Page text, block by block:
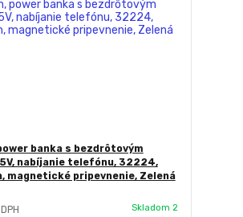
banka s bezdrôtovým
nabíjanie telefónu, 32224,
magnetické pripevnenie, Zelená
Skladom 2